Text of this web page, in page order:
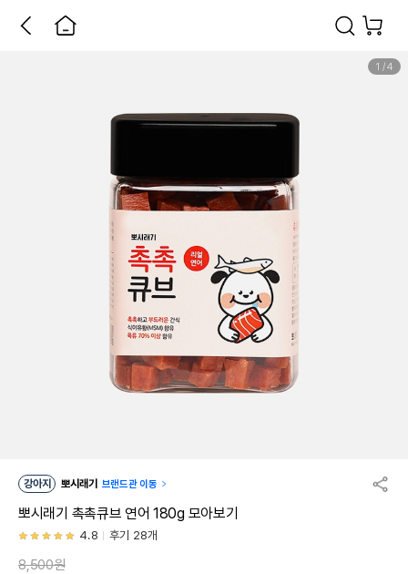
1 /4
강아지 뽀시래기 브랜드관 이동
뽀시래기 촉촉큐브 연어 180g 모아보기
4.8 후기 28개
8,500원